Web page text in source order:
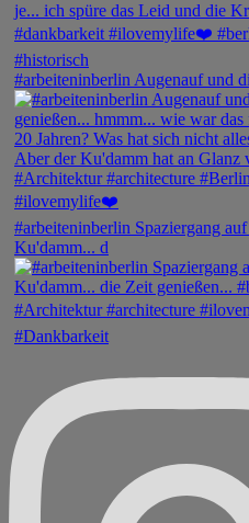
#arbeiteninberlin Augenauf und
#arbeiteninberlin Spaziergang
Ku'damm... d